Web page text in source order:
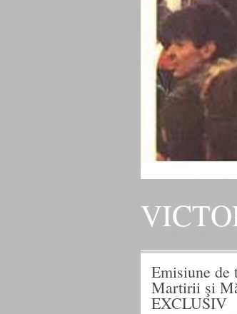
Emisiune de
Martirii şi
EXCLUSIV